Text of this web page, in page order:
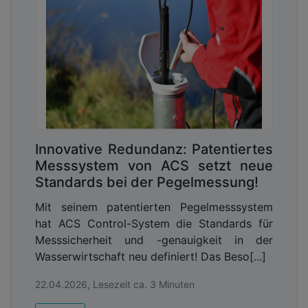
Anbieter aus Deutschland kommen sollte, damit
die strengen Datenschutzvorgaben erfüllt werden.
Da traf es sich gut, dass die G DATA CyberDefense
AG ihr Lösungsportfolio um Managed Extended
Detection and Response erweitert hat:
G DATA 365 | MXDR.
Innovative Redundanz: Patentiertes
Messsystem von ACS setzt neue
Standards bei der Pegelmessung!
Mit seinem patentierten Pegelmesssystem
hat ACS Control-System die Standards für
Messsicherheit und -genauigkeit in der
Wasserwirtschaft neu definiert! Das Beso[...]
22.04.2026, Lesezeit ca. 3 Minuten